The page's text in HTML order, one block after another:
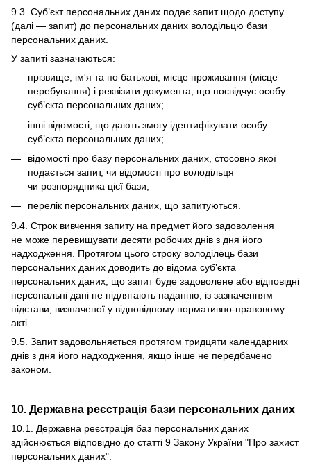
9.3. Суб’єкт персональних даних подає запит щодо доступу
(далі — запит) до персональних даних володільцю бази
персональних даних.
У запиті зазначаються:
прізвище, ім'я та по батькові, місце проживання (місце
перебування) і реквізити документа, що посвідчує особу
суб’єкта персональних даних;
інші відомості, що дають змогу ідентифікувати особу
суб’єкта персональних даних;
відомості про базу персональних даних, стосовно якої
подається запит, чи відомості про володільця
чи розпорядника цієї бази;
перелік персональних даних, що запитуються.
9.4. Строк вивчення запиту на предмет його задоволення
не може перевищувати десяти робочих днів з дня його
надходження. Протягом цього строку володілець бази
персональних даних доводить до відома суб’єкта
персональних даних, що запит буде задоволене або відповідні
персональні дані не підлягають наданню, із зазначенням
підстави, визначеної у відповідному нормативно-правовому
акті.
9.5. Запит задовольняється протягом тридцяти календарних
днів з дня його надходження, якщо інше не передбачено
законом.
10. Державна реєстрація бази персональних даних
10.1. Державна реєстрація баз персональних даних
здійснюється відповідно до статті 9 Закону України "Про захист
персональних даних".